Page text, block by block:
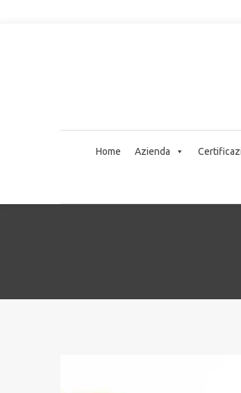
Home Azienda